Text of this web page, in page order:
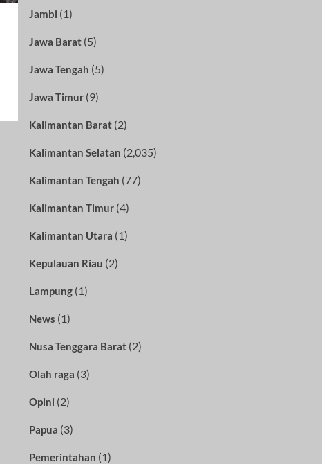
Jambi (1)
Jawa Barat(5)
Jawa Tengah (5)
Jawa Timur(9)
Kalimantan Barat(2)
Kalimantan Selatan (2,035)
Kalimantan Tengah (77)
Kalimantan Timur(4)
Kalimantan Utara (1)
Kepulauan Riau (2)
Lampung(1)
News (1)
Nusa Tenggara Barat(2)
Olah raga (3)
Opini (2)
Papua (3)
Pemerintahan (1)